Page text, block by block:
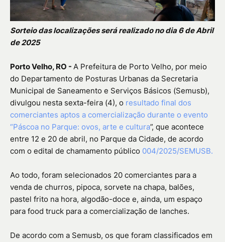
Sorteio das localizações será realizado no dia 6 de Abril
de 2025
Porto Velho, RO - A Prefeitura de Porto Velho, por meio
do Departamento de Posturas Urbanas da Secretaria
Municipal de Saneamento e Serviços Básicos (Semusb),
divulgou nesta sexta-feira (4), o resultado final dos
comerciantes aptos a comercialização durante o evento
“Páscoa no Parque: ovos, arte e cultura”, que acontece
entre 12 e 20 de abril, no Parque da Cidade, de acordo
com o edital de chamamento público 004/2025/SEMUSB.
Ao todo, foram selecionados 20 comerciantes para a
venda de churros, pipoca, sorvete na chapa, balões,
pastel frito na hora, algodão-doce e, ainda, um espaço
para food truck para a comercialização de lanches.
De acordo com a Semusb, os que foram classificados em